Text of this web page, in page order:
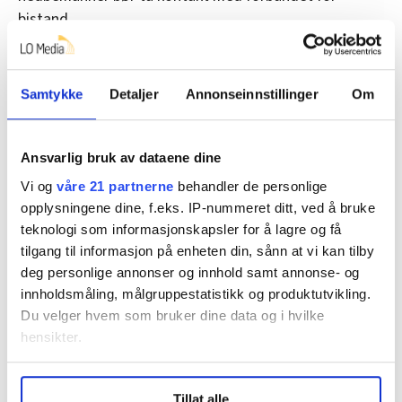
Samtykke Detaljer Annonseinnstillinger Om
Ansvarlig bruk av dataene dine
Vi og våre 21 partnerne behandler de personlige
opplysningene dine, f.eks. IP-nummeret ditt, ved å bruke
teknologi som informasjonskapsler for å lagre og få
tilgang til informasjon på enheten din, sånn at vi kan tilby
deg personlige annonser og innhold samt annonse- og
innholdsmåling, målgruppestatistikk og produktutvikling.
Du velger hvem som bruker dine data og i hvilke
hensikter.
Undermer infokan du lese om hvordan dine personlige
bistand.
Nedbemanning:
Ellen mistet jobben etter 23 år i
Kilde: LO-advokatene
Denne artikkelen er over to år gammel
oppsigelse Anbefaling Nyheter Spørsmål
nedbemanning